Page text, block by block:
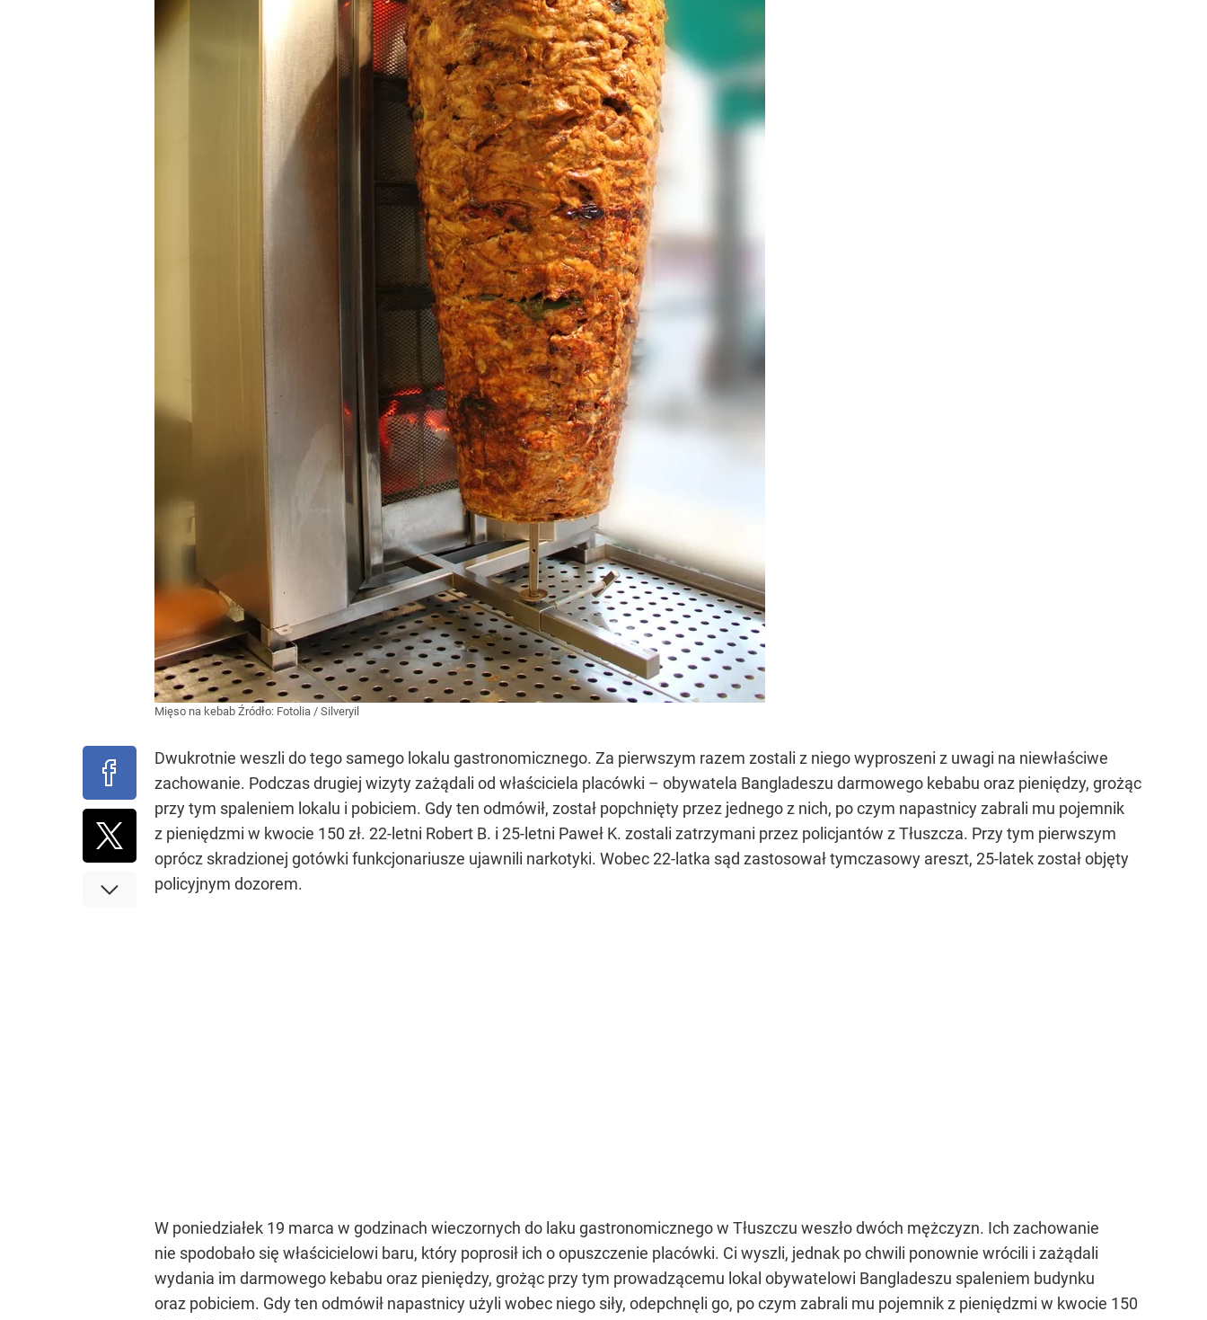
Mięso na kebab Źródło: Fotolia / Silveryil
Dwukrotnie weszli do tego samego lokalu gastronomicznego. Za pierwszym razem zostali z niego wyproszeni z uwagi na niewłaściwe
zachowanie. Podczas drugiej wizyty zażądali od właściciela placówki – obywatela Bangladeszu darmowego kebabu oraz pieniędzy, grożąc
przy tym spaleniem lokalu i pobiciem. Gdy ten odmówił, został popchnięty przez jednego z nich, po czym napastnicy zabrali mu pojemnik
z pieniędzmi w kwocie 150 zł. 22-letni Robert B. i 25-letni Paweł K. zostali zatrzymani przez policjantów z Tłuszcza. Przy tym pierwszym
oprócz skradzionej gotówki funkcjonariusze ujawnili narkotyki. Wobec 22-latka sąd zastosował tymczasowy areszt, 25-latek został objęty
policyjnym dozorem.
W poniedziałek 19 marca w godzinach wieczornych do laku gastronomicznego w Tłuszczu weszło dwóch mężczyzn. Ich zachowanie
nie spodobało się właścicielowi baru, który poprosił ich o opuszczenie placówki. Ci wyszli, jednak po chwili ponownie wrócili i zażądali
wydania im darmowego kebabu oraz pieniędzy, grożąc przy tym prowadzącemu lokal obywatelowi Bangladeszu spaleniem budynku
oraz pobiciem. Gdy ten odmówił napastnicy użyli wobec niego siły, odepchnęli go, po czym zabrali mu pojemnik z pieniędzmi w kwocie 150